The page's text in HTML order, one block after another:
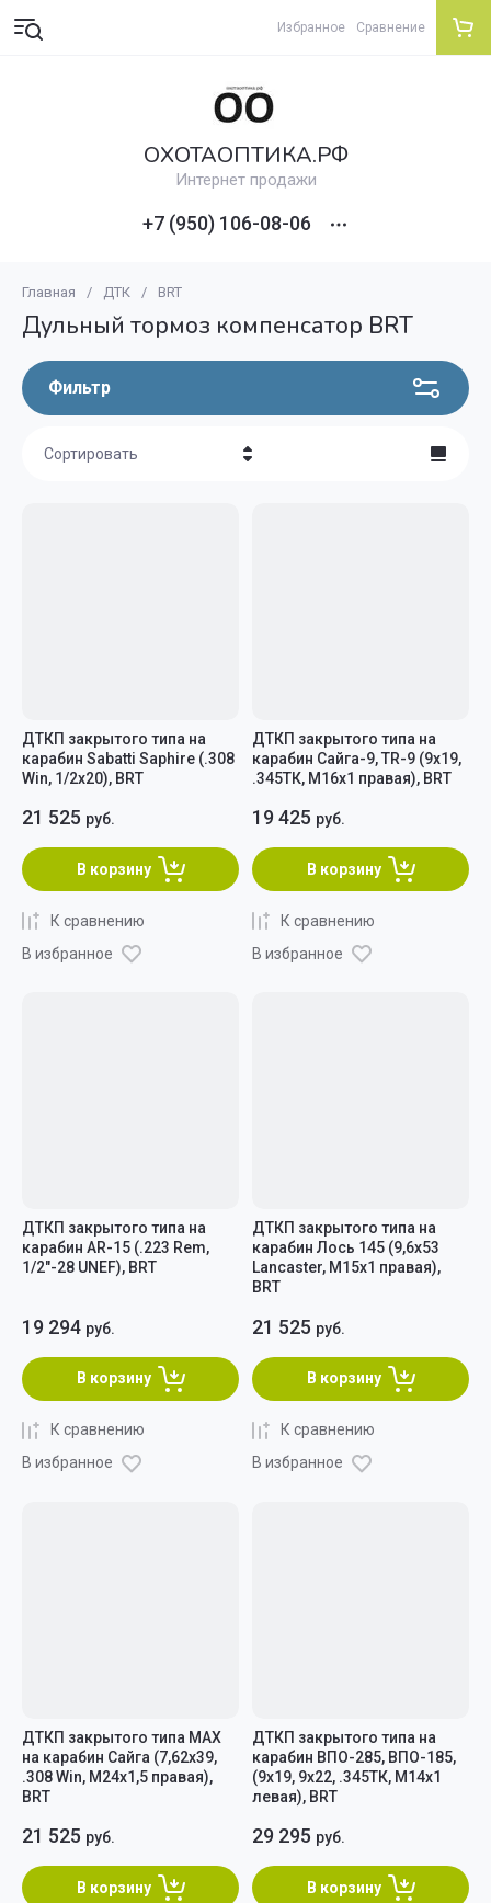
ОХОТАОПТИКА.РФ
Интернет продажи
+7 (950) 106-08-06
Избранное Сравнение
Главная / ДТК / BRT
Дульный тормоз компенсатор BRT
Фильтр
Сортировать
ДТКП закрытого типа на
карабин Sabatti Saphire (.308
Win, 1/2х20), BRT
21 525 руб.
В корзину
К сравнению
В избранное
ДТКП закрытого типа на
карабин Сайга-9, TR-9 (9х19,
.345ТК, М16х1 правая), BRT
19 425 руб.
В корзину
К сравнению
В избранное
ДТКП закрытого типа на
карабин AR-15 (.223 Rem,
1/2"-28 UNEF), BRT
19 294 руб.
В корзину
К сравнению
В избранное
ДТКП закрытого типа на
карабин Лось 145 (9,6х53
Lancaster, М15х1 правая),
BRT
21 525 руб.
В корзину
К сравнению
В избранное
ДТКП закрытого типа MAX
на карабин Сайга (7,62x39,
.308 Win, M24x1,5 правая),
BRT
21 525 руб.
В корзину
ДТКП закрытого типа на
карабин ВПО-285, ВПО-185,
(9х19, 9x22, .345ТК, М14х1
левая), BRT
29 295 руб.
В корзину